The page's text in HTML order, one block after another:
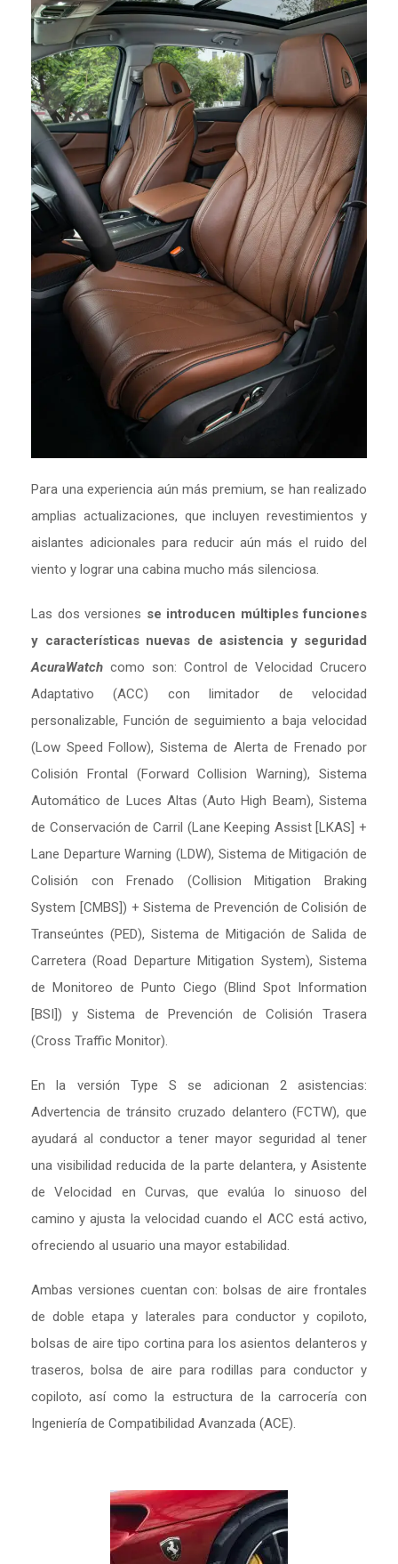
Para una experiencia aún más premium, se han realizado
amplias actualizaciones, que incluyen revestimientos y
aislantes adicionales para reducir aún más el ruido del
viento y lograr una cabina mucho más silenciosa.
Las dos versiones se introducen múltiples funciones
y características nuevas de asistencia y seguridad
AcuraWatch como son: Control de Velocidad Crucero
Adaptativo (ACC) con limitador de velocidad
personalizable, Función de seguimiento a baja velocidad
(Low Speed Follow), Sistema de Alerta de Frenado por
Colisión Frontal (Forward Collision Warning), Sistema
Automático de Luces Altas (Auto High Beam), Sistema
de Conservación de Carril (Lane Keeping Assist [LKAS] +
Lane Departure Warning (LDW), Sistema de Mitigación de
Colisión con Frenado (Collision Mitigation Braking
System [CMBS]) + Sistema de Prevención de Colisión de
Transeúntes (PED), Sistema de Mitigación de Salida de
Carretera (Road Departure Mitigation System), Sistema
de Monitoreo de Punto Ciego (Blind Spot Information
[BSI]) y Sistema de Prevención de Colisión Trasera
(Cross Traffic Monitor).
En la versión Type S se adicionan 2 asistencias:
Advertencia de tránsito cruzado delantero (FCTW), que
ayudará al conductor a tener mayor seguridad al tener
una visibilidad reducida de la parte delantera, y Asistente
de Velocidad en Curvas, que evalúa lo sinuoso del
camino y ajusta la velocidad cuando el ACC está activo,
ofreciendo al usuario una mayor estabilidad.
Ambas versiones cuentan con: bolsas de aire frontales
de doble etapa y laterales para conductor y copiloto,
bolsas de aire tipo cortina para los asientos delanteros y
traseros, bolsa de aire para rodillas para conductor y
copiloto, así como la estructura de la carrocería con
Ingeniería de Compatibilidad Avanzada (ACE).